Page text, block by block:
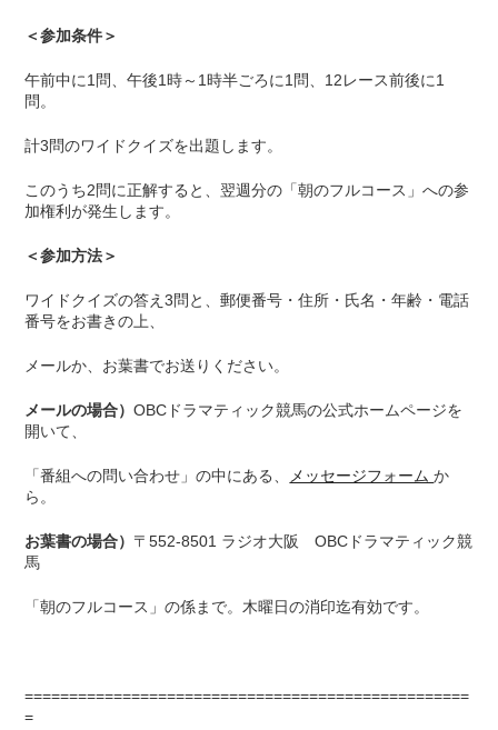
＜参加条件＞
午前中に1問、午後1時～1時半ごろに1問、12レース前後に1
問。
計3問のワイドクイズを出題します。
このうち2問に正解すると、翌週分の「朝のフルコース」への参
加権利が発生します。
＜参加方法＞
ワイドクイズの答え3問と、郵便番号・住所・氏名・年齢・電話
番号をお書きの上、
メールか、お葉書でお送りください。
メールの場合）OBCドラマティック競馬の公式ホームページを
開いて、
「番組への問い合わせ」の中にある、 メッセージフォームか
ら。
お葉書の場合） 〒552-8501 ラジオ大阪 OBCドラマティック競
馬
「朝のフルコース」の係まで。木曜日の消印迄有効です。
==================================================
=